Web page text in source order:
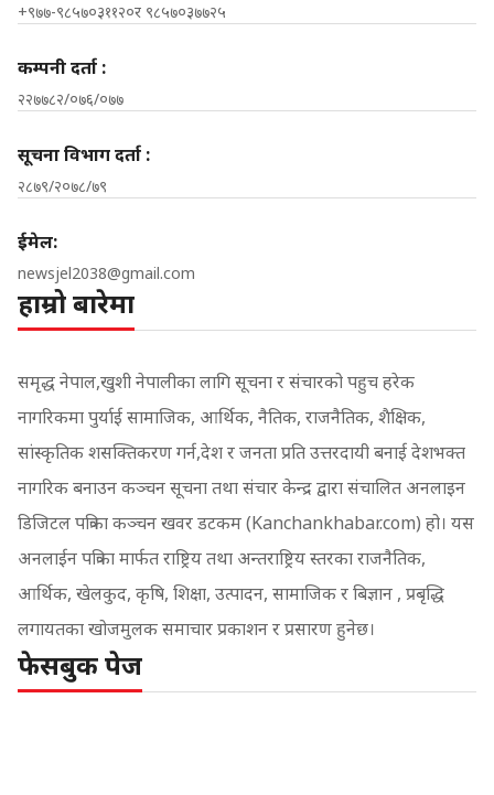
+९७७-९८५७०३११२०र ९८५७०३७७२५
कम्पनी दर्ता :
२२७७८२/०७६/०७७
सूचना विभाग दर्ता :
२८७९/२०७८/७९
ईमेल:
newsjel2038@gmail.com
हाम्रो बारेमा
समृद्ध नेपाल,खुशी नेपालीका लागि सूचना र संचारको पहुच हरेक
नागरिकमा पुर्याई सामाजिक, आर्थिक, नैतिक, राजनैतिक, शैक्षिक,
सांस्कृतिक शसक्तिकरण गर्न,देश र जनता प्रति उत्तरदायी बनाई देशभक्त
नागरिक बनाउन कञ्चन सूचना तथा संचार केन्द्र द्वारा संचालित अनलाइन
डिजिटल पत्रिका कञ्चन खवर डटकम (Kanchankhabar.com) हो। यस
अनलाईन पत्रिका मार्फत राष्ट्रिय तथा अन्तराष्ट्रिय स्तरका राजनैतिक,
आर्थिक, खेलकुद, कृषि, शिक्षा, उत्पादन, सामाजिक र बिज्ञान , प्रबृद्धि
लगायतका खोजमुलक समाचार प्रकाशन र प्रसारण हुनेछ।
फेसबुक पेज